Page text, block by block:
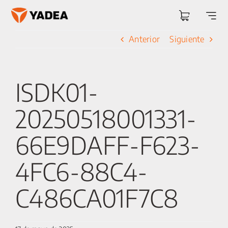
Saltar
Anterior Siguiente
ISDK01-
20250518001331-
66E9DAFF-F623-
4FC6-88C4-
C486CA01F7C8